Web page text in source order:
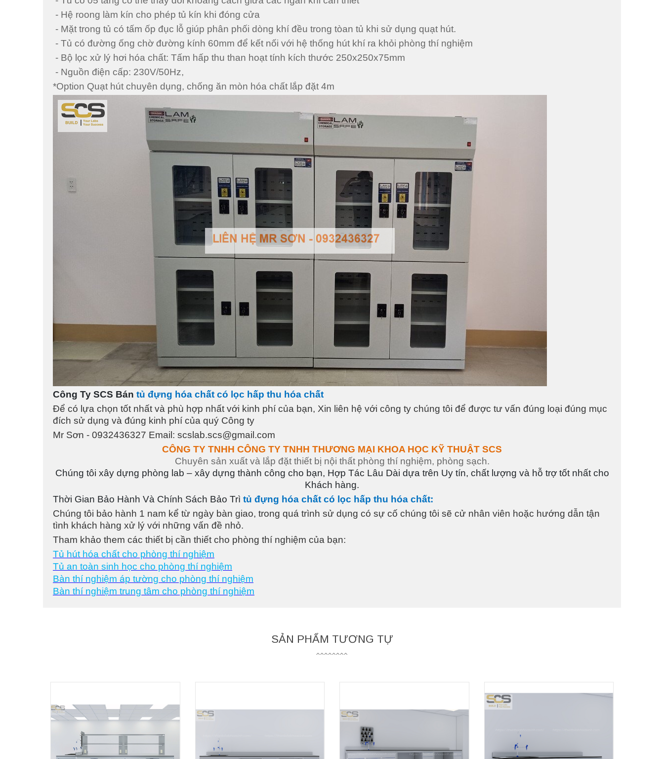
- Hệ roong làm kín cho phép tủ kín khi đóng cửa
- Mặt trong tủ có tấm ốp đục lỗ giúp phân phối dòng khí đều trong tòan tủ khi sử dụng quạt hút.
- Tủ có đường ống chờ đường kính 60mm để kết nối với hệ thống hút khí ra khỏi phòng thí nghiệm
- Bộ lọc xử lý hơi hóa chất: Tấm hấp thu than hoạt tính kích thước 250x250x75mm
- Nguồn điện cấp: 230V/50Hz,
*Option Quạt hút chuyên dụng, chống ăn mòn hóa chất lắp đặt 4m
Công Ty SCS Bán tủ đựng hóa chất có lọc hấp thu hóa chất
Để có lựa chọn tốt nhất và phù hợp nhất với kinh phí của bạn, Xin liên hệ với công ty chúng tôi để được tư vấn đúng loại đúng mục
đích sử dụng và đúng kinh phí của quý Công ty
Mr Sơn - 0932436327 Email: scslab.scs@gmail.com
CÔNG TY TNHH CÔNG TY TNHH THƯƠNG MẠI KHOA HỌC KỸ THUẬT SCS
Chuyên sản xuất và lắp đặt thiết bị nội thất phòng thí nghiệm, phòng sạch.
Chúng tôi xây dựng phòng lab – xây dựng thành công cho bạn, Hợp Tác Lâu Dài dựa trên Uy tín, chất lượng và hỗ trợ tốt nhất cho
Khách hàng.
Thời Gian Bảo Hành Và Chính Sách Bảo Trì tủ đựng hóa chất có lọc hấp thu hóa chất:
Chúng tôi bảo hành 1 nam kể từ ngày bàn giao, trong quá trình sử dụng có sự cố chúng tôi sẽ cử nhân viên hoặc hướng dẫn tận
tình khách hàng xử lý với những vấn đề nhỏ.
Tham khảo them các thiết bị cần thiết cho phòng thí nghiệm của bạn:
Tủ hút hóa chất cho phòng thí nghiệm
Tủ an toàn sinh học cho phòng thí nghiệm
Bàn thí nghiệm áp tường cho phòng thí nghiệm
Bàn thí nghiệm trung tâm cho phòng thí nghiệm
SẢN PHẨM TƯƠNG TỰ